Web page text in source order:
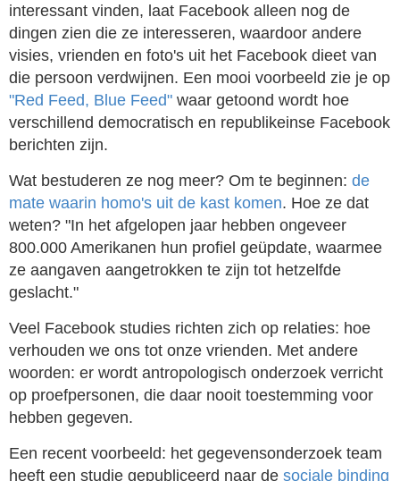
interessant vinden, laat Facebook alleen nog de
dingen zien die ze interesseren, waardoor andere
visies, vrienden en foto's uit het Facebook dieet van
die persoon verdwijnen. Een mooi voorbeeld zie je op
"Red Feed, Blue Feed" waar getoond wordt hoe
verschillend democratisch en republikeinse Facebook
berichten zijn.
Wat bestuderen ze nog meer? Om te beginnen: de
mate waarin homo's uit de kast komen. Hoe ze dat
weten? "In het afgelopen jaar hebben ongeveer
800.000 Amerikanen hun profiel geüpdate, waarmee
ze aangaven aangetrokken te zijn tot hetzelfde
geslacht."
Veel Facebook studies richten zich op relaties: hoe
verhouden we ons tot onze vrienden. Met andere
woorden: er wordt antropologisch onderzoek verricht
op proefpersonen, die daar nooit toestemming voor
hebben gegeven.
Een recent voorbeeld: het gegevensonderzoek team
heeft een studie gepubliceerd naar de sociale binding